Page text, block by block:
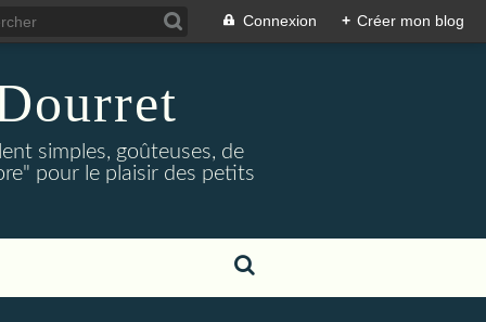
Connexion + Créer mon blog
simples, goûteuses, de
pour le plaisir des petits